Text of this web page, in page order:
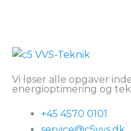
Vi løser alle opgaver
energioptimering og
+45 4570 0101